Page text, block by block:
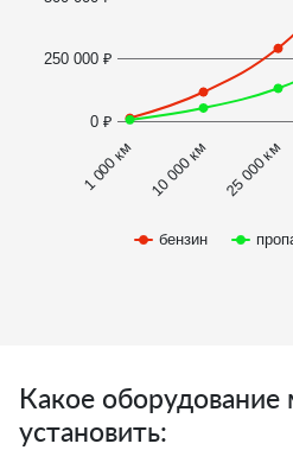
бензин
1 000 км 10 000 км 25 000 км
0 ₽
250 000 ₽
Какое
установить: